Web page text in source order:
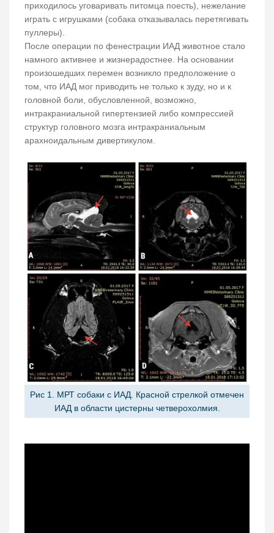
приходилось уговаривать питомца поесть), нежелание
играть с игрушками (собака отказывалась перетягивать
пуллеры).
После операции по фенестрации ИАД животное стало
намного активнее и жизнерадостнее. На основании
произошедших перемен возникло предположение о
том, что ИАД мог приводить не только к зуду, но и к
головной боли, обусловленной, возможно,
интракраниальной гипертензией либо компрессией
структур головного мозга интракраниальным
арахноидальным дивертикулом.
Рис 1. МРТ собаки с ИАД. Красной стрелкой отмечен
ИАД в области цистерны четверохолмия.